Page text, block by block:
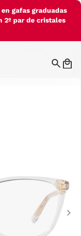
gafas graduadas
2º par de cristales